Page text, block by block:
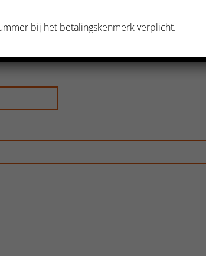
bij het betalingskenmerk verplicht.